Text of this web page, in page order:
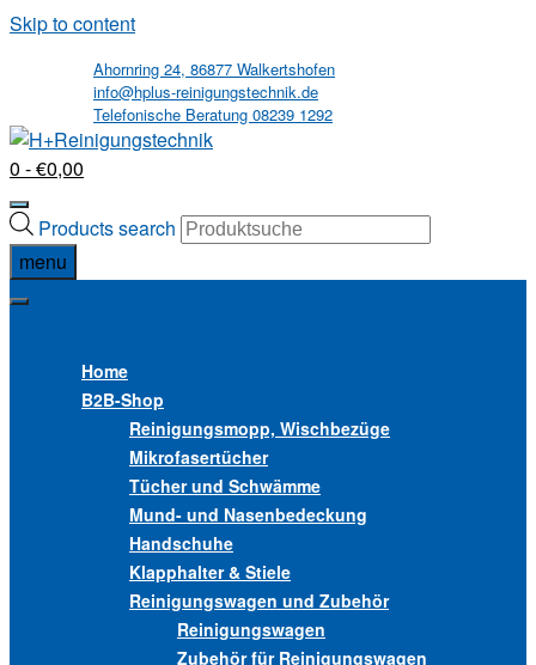
Skip to content
Ahornring 24, 86877 Walkertshofen
info@hplus-reinigungstechnik.de
Telefonische Beratung 08239 1292
0 - €0,00
Products search
menu
Home
B2B-Shop
Reinigungsmopp, Wischbezüge
Mikrofasertücher
Tücher und Schwämme
Mund- und Nasenbedeckung
Handschuhe
Klapphalter & Stiele
Reinigungswagen und Zubehör
Reinigungswagen
Zubehör für Reinigungswagen